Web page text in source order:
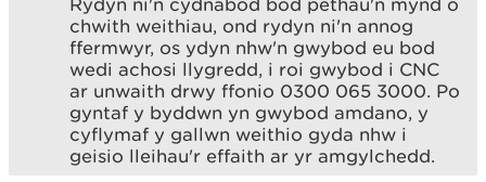
chwith weithiau, ond rydyn ni'n annog
ffermwyr, os ydyn nhw'n gwybod eu bod
wedi achosi llygredd, i roi gwybod i CNC
ar unwaith drwy ffonio 0300 065 3000. Po
gyntaf y byddwn yn gwybod amdano, y
cyflymaf y gallwn weithio gyda nhw i
geisio lleihau'r effaith ar yr amgylchedd.